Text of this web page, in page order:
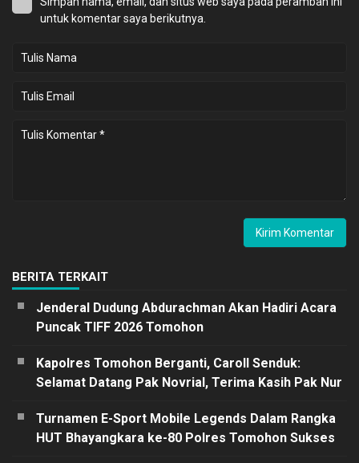
untuk komentar saya berikutnya.
BERITA TERKAIT
Jenderal Dudung Abdurachman Akan Hadiri Acara
Puncak TIFF 2026 Tomohon
Kapolres Tomohon Berganti, Caroll Senduk:
Selamat Datang Pak Novrial, Terima Kasih Pak Nur
Turnamen E-Sport Mobile Legends Dalam Rangka
HUT Bhayangkara ke-80 Polres Tomohon Sukses